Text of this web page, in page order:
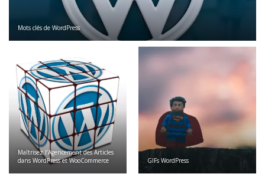
Mots clés de WordPress
Maîtrisez l’Agencement des Articles
dans WordPress et WooCommerce
GIFs WordPress